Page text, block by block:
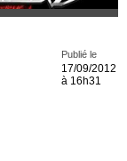
Publié le
17/09/2012
à 16h31